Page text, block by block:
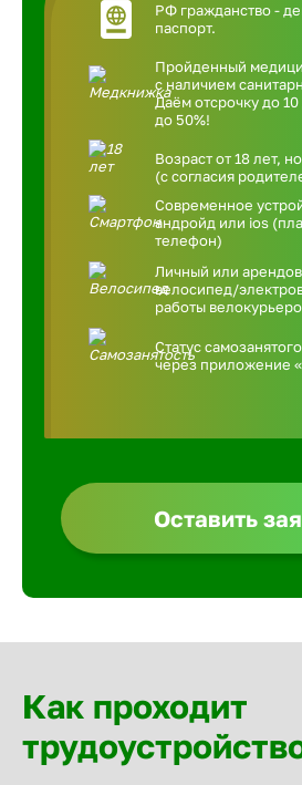
РФ гражданство -
паспорт.
Пройденный
с наличием
Даём отсрочку до
до 50%!
Возраст от 18 лет,
(с согласия
Современное
андройд или ios
телефон)
Личный или
велосипед/
работы
Статус
через приложение
Оставить
Как проходит